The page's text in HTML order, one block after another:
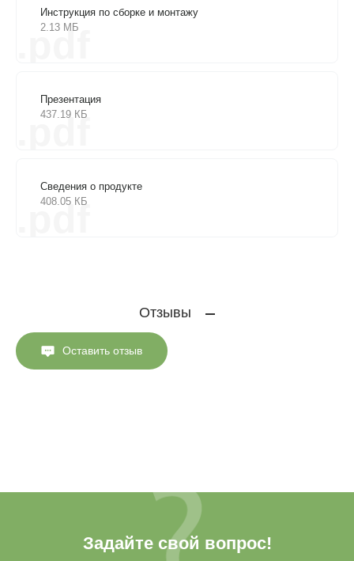
Инструкция по сборке и монтажу
2.13 МБ
.pdf
Презентация
437.19 КБ
.pdf
Сведения о продукте
408.05 КБ
.pdf
Отзывы
Оставить отзыв
Задайте свой вопрос!